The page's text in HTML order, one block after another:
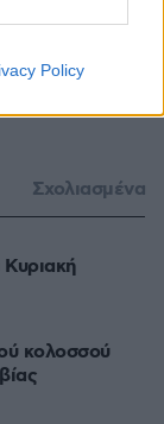
Policy
επιθέσεις -
Σχολιασμένα
κολοσσού